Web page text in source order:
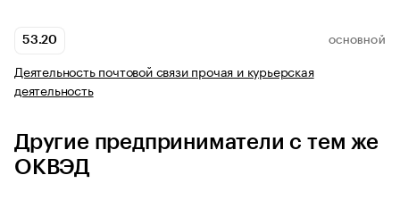
53.20 ОСНОВНОЙ
Деятельность почтовой связи прочая и курьерская
деятельность
Другие предприниматели с тем же
ОКВЭД